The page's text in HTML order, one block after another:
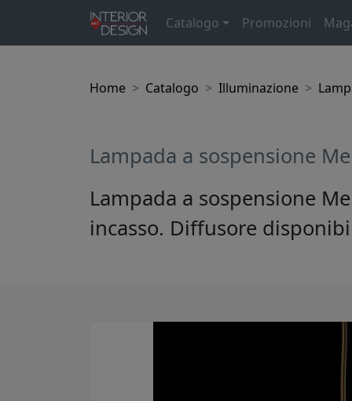
Catalogo Promozioni
Home Catalogo Illuminazione
Lampada a sospensione
Lampada a sospensione
incasso. Diffusore